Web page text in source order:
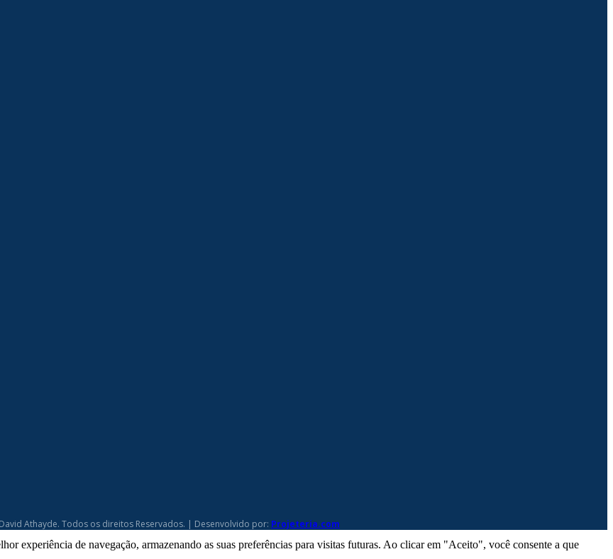
Athayde. Todos os direitos Reservados. | Desenvolvido por: Projeteria.com
experiência de navegação, armazenando as suas preferências para visitas futuras. Ao clicar em "Aceito", você consente a que